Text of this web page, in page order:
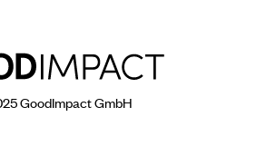
GoodImpact GmbH